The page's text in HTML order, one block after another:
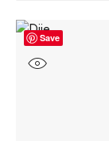
Save